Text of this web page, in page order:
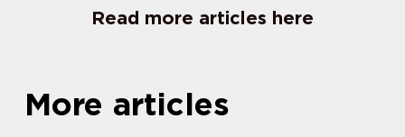
Read more articles here
More articles